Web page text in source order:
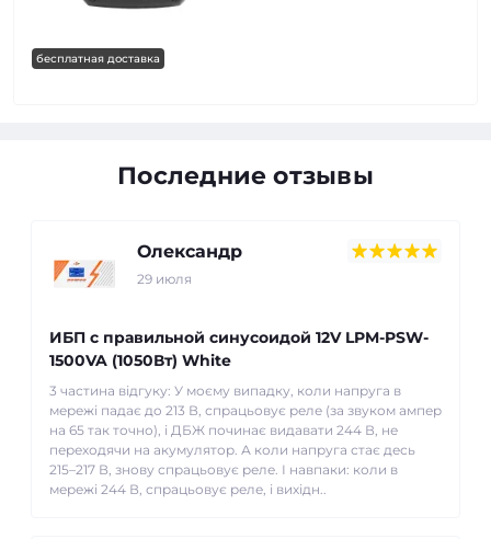
бесплатная доставка
Последние отзывы
Олександр
29 июля
ИБП с правильной синусоидой 12V LPM-PSW-
1500VA (1050Вт) White
3 частина відгуку: У моєму випадку, коли напруга в
мережі падає до 213 В, спрацьовує реле (за звуком ампер
на 65 так точно), і ДБЖ починає видавати 244 В, не
переходячи на акумулятор. А коли напруга стає десь
215–217 В, знову спрацьовує реле. І навпаки: коли в
мережі 244 В, спрацьовує реле, і вихідн..